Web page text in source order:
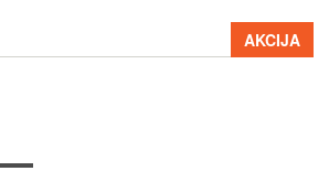
AKCIJA